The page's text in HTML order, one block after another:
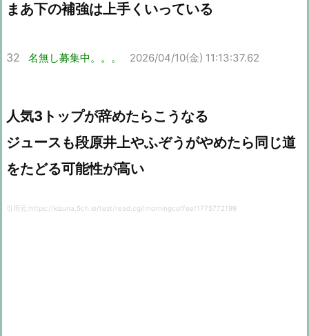
まあ下の補強は上手くいっている
32 名無し募集中。。。 2026/04/10(金) 11:13:37.62
人気3トップが辞めたらこうなる
ジュースも段原井上やふぞうがやめたら同じ道
をたどる可能性が高い
引用元:https://kizuna.5ch.io/test/read.cgi/morningcoffee/1775772199